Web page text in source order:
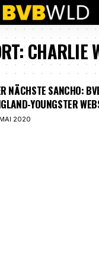
CHARLIE
NÄCHSTE SANCHO:
YOUNGSTER
MAI 2020